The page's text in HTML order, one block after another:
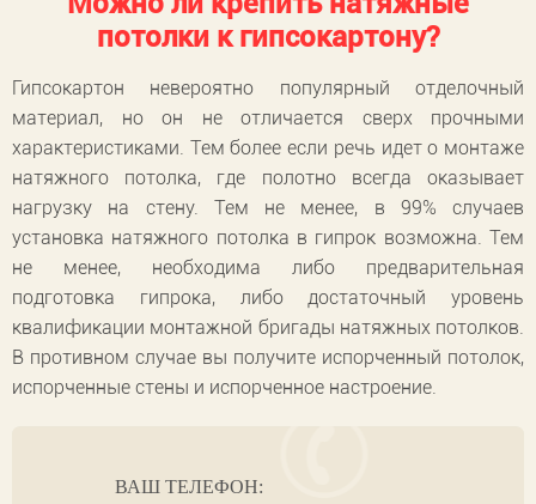
потолки к гипсокартону?
Гипсокартон невероятно популярный отделочный
материал, но он не отличается сверх прочными
характеристиками. Тем более если речь идет о монтаже
натяжного потолка, где полотно всегда оказывает
нагрузку на стену. Тем не менее, в 99% случаев
установка натяжного потолка в гипрок возможна. Тем
не менее, необходима либо предварительная
подготовка гипрока, либо достаточный уровень
квалификации монтажной бригады натяжных потолков.
В противном случае вы получите испорченный потолок,
испорченные стены и испорченное настроение.
ВАШ ТЕЛЕФОН: